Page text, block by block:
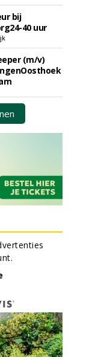
bij
40 uur
(m/v)